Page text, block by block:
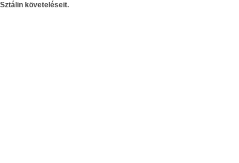
követeléseit.